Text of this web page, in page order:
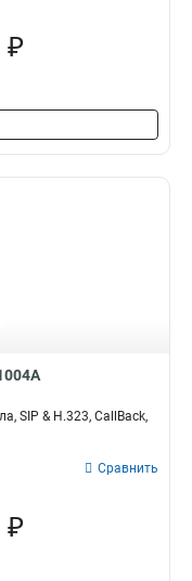
₽
SIP & H.323, CallBack,
Сравнить
₽